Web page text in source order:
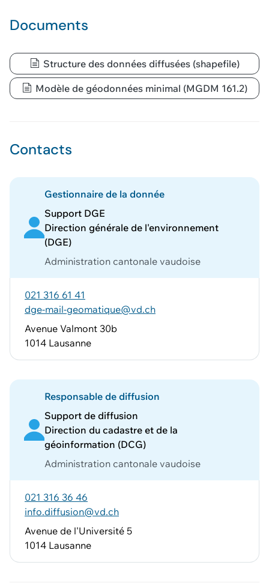
Documents
Structure des données diffusées (shapefile)
Modèle de géodonnées minimal (MGDM 161.2)
Contacts
Gestionnaire de la donnée
Support DGE
Direction générale de l'environnement
(DGE)
Administration cantonale vaudoise
021 316 61 41
dge-mail-geomatique@vd.ch
Avenue Valmont 30b
1014 Lausanne
Responsable de diffusion
Support de diffusion
Direction du cadastre et de la
géoinformation (DCG)
Administration cantonale vaudoise
021 316 36 46
info.diffusion@vd.ch
Avenue de l'Université 5
1014 Lausanne